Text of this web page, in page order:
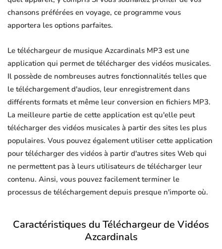
chansons préférées en voyage, ce programme vous
apportera les options parfaites.
Le téléchargeur de musique Azcardinals MP3 est une
application qui permet de télécharger des vidéos musicales.
Il possède de nombreuses autres fonctionnalités telles que
le téléchargement d'audios, leur enregistrement dans
différents formats et même leur conversion en fichiers MP3.
La meilleure partie de cette application est qu'elle peut
télécharger des vidéos musicales à partir des sites les plus
populaires. Vous pouvez également utiliser cette application
pour télécharger des vidéos à partir d'autres sites Web qui
ne permettent pas à leurs utilisateurs de télécharger leur
contenu. Ainsi, vous pouvez facilement terminer le
processus de téléchargement depuis presque n'importe où.
Caractéristiques du Téléchargeur de Vidéos
Azcardinals